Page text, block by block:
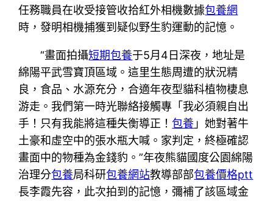
任務職員在收受接管收拾紅外相機數據包養網
時，發明相機捕獲到疑似野生豹運動的記憶。
“畫面拍攝短期包養于5月4日深夜，地址是
綿陽平武雪寶頂區域。這里生態周遭的狀況精
良，食品、水源充分，合適年夜型貓科植物棲息
游走。我們第一時光聯絡接觸專「我必須親自出
手！只有我能將這種失衡導正！包養 」她對著牛
土豪和虛空中的張水瓶大喊。家判定，終極確認
畫面中的物種為金錢豹。”年夜熊貓國度公園綿陽
治理分包養局科研包養網站教導部部包養價格ptt
長李霞先容，此次拍到的記憶，彌補了該區域金